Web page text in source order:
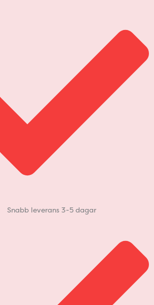
Snabb leverans 3-5 dagar